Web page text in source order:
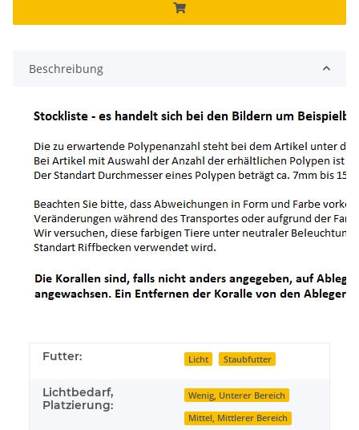
Beschreibung
Futter: Licht Staubfutter
Lichtbedarf,
Platzierung:
Wenig, Unterer Bereich
Mittel, Mittlerer Bereich